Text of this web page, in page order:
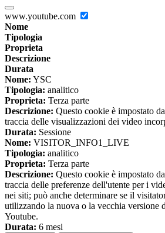
www.youtube.com
Nome
Tipologia
Proprieta
Descrizione
Durata
Nome: YSC
Tipologia: analitico
Proprieta: Terza parte
Descrizione: Questo cookie è impostato
traccia delle visualizzazioni dei video
Durata: Sessione
Nome: VISITOR_INFO1_LIVE
Tipologia: analitico
Proprieta: Terza parte
Descrizione: Questo cookie è impostato
traccia delle preferenze dell'utente per i
nei siti; può anche determinare se il
utilizzando la nuova o la vecchia versione
Youtube.
Durata: 6 mesi